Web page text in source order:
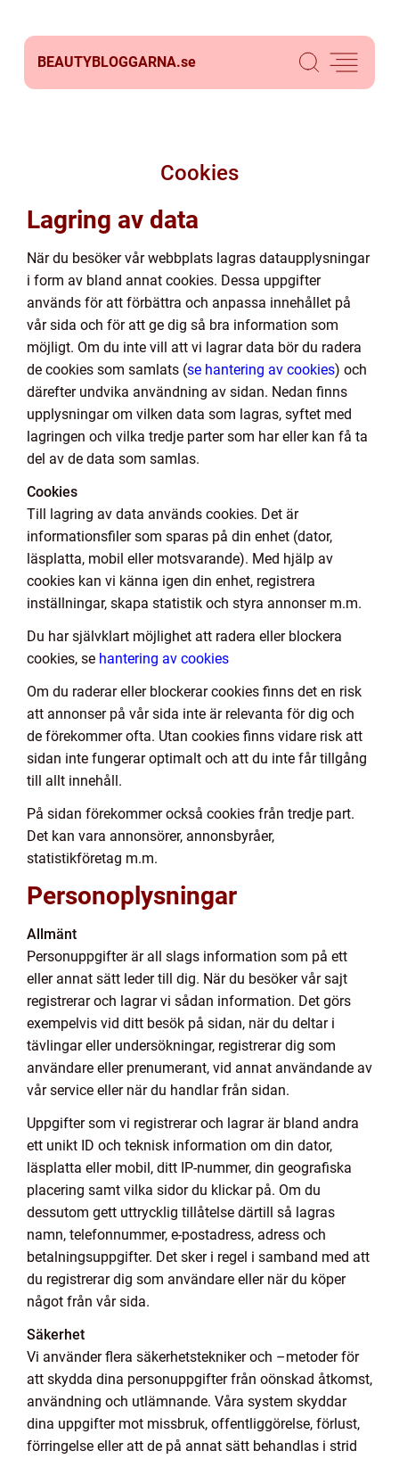
BEAUTYBLOGGARNA.se
Cookies
Lagring av data
När du besöker vår webbplats lagras dataupplysningar
i form av bland annat cookies. Dessa uppgifter
används för att förbättra och anpassa innehållet på
vår sida och för att ge dig så bra information som
möjligt. Om du inte vill att vi lagrar data bör du radera
de cookies som samlats (se hantering av cookies) och
därefter undvika användning av sidan. Nedan finns
upplysningar om vilken data som lagras, syftet med
lagringen och vilka tredje parter som har eller kan få ta
del av de data som samlas.
Cookies
Till lagring av data används cookies. Det är
informationsfiler som sparas på din enhet (dator,
läsplatta, mobil eller motsvarande). Med hjälp av
cookies kan vi känna igen din enhet, registrera
inställningar, skapa statistik och styra annonser m.m.
Du har självklart möjlighet att radera eller blockera
cookies, se hantering av cookies
Om du raderar eller blockerar cookies finns det en risk
att annonser på vår sida inte är relevanta för dig och
de förekommer ofta. Utan cookies finns vidare risk att
sidan inte fungerar optimalt och att du inte får tillgång
till allt innehåll.
På sidan förekommer också cookies från tredje part.
Det kan vara annonsörer, annonsbyråer,
statistikföretag m.m.
Personoplysningar
Allmänt
Personuppgifter är all slags information som på ett
eller annat sätt leder till dig. När du besöker vår sajt
registrerar och lagrar vi sådan information. Det görs
exempelvis vid ditt besök på sidan, när du deltar i
tävlingar eller undersökningar, registrerar dig som
användare eller prenumerant, vid annat användande av
vår service eller när du handlar från sidan.
Uppgifter som vi registrerar och lagrar är bland andra
ett unikt ID och teknisk information om din dator,
läsplatta eller mobil, ditt IP-nummer, din geografiska
placering samt vilka sidor du klickar på. Om du
dessutom gett uttrycklig tillåtelse därtill så lagras
namn, telefonnummer, e-postadress, adress och
betalningsuppgifter. Det sker i regel i samband med att
du registrerar dig som användare eller när du köper
något från vår sida.
Säkerhet
Vi använder flera säkerhetstekniker och –metoder för
att skydda dina personuppgifter från oönskad åtkomst,
användning och utlämnande. Våra system skyddar
dina uppgifter mot missbruk, offentliggörelse, förlust,
förringelse eller att de på annat sätt behandlas i strid